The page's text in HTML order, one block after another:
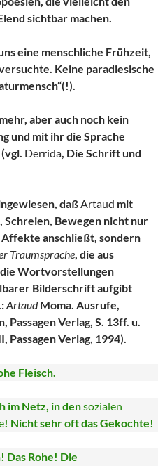
sichtbar machen.
eine menschliche Frühzeit,
Keine paradiesische
aber auch noch kein
und mit ihr die Sprache
Derrida, Die Schrift und
daßArtaud mit
Schreien, Bewegen nicht nur
anschließt, sondern
Traumsprache, die aus
die Wortvorstellungen
Bilderschrift aufgibt
ArtaudMoma. Ausrufe,
Verlag, S. 13ff. u.
Passagen Verlag, 1994).
Fleisch.
im Netz, in densozialen
! Nicht sehr oft das Gekochte!
Das Rohe! Die